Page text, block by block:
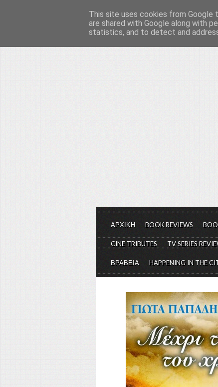
Το μεγαλείο των
Είμαστε πάντα εδώ για να
ΑΡΧΙΚΗ BOOK REVIEWS
CINE TRIBUTES TV SERIES
ΒΡΑΒΕΙΑ HAPPENING IN THE
This site uses cookies from Google
are shared with Google along with
statistics, and to detect and